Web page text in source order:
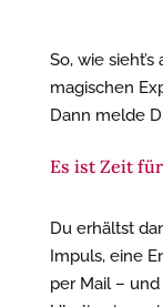
So, wie
magischen
Dann melde
Es ist Zeit
Du erhältst
Impuls, eine
per Mail –